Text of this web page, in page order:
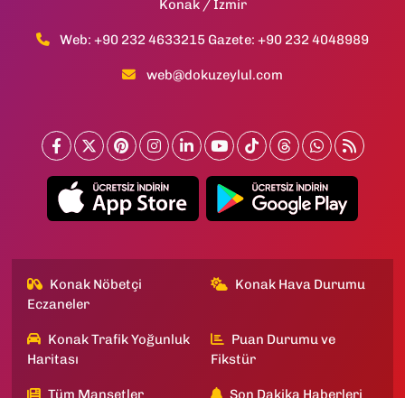
Konak / İzmir
Web: +90 232 4633215 Gazete: +90 232 4048989
web@dokuzeylul.com
Konak Nöbetçi
Eczaneler
Konak Hava Durumu
Konak Trafik Yoğunluk
Haritası
Puan Durumu ve
Fikstür
Tüm Manşetler Son Dakika Haberleri